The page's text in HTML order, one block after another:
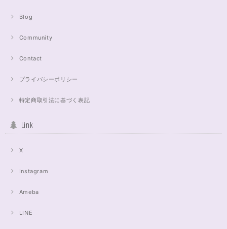
Blog
Community
Contact
プライバシーポリシー
特定商取引法に基づく表記
Link
X
Instagram
Ameba
LINE